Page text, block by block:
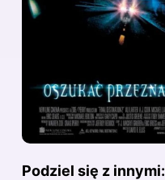
Podziel się z innymi: